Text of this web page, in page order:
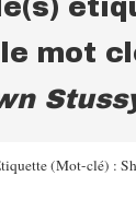
mot
(Mot-clé) :